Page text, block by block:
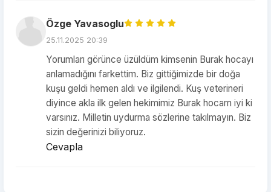
Özge Yavasoglu
25.11.2025 20:39
Yorumları görünce üzüldüm kimsenin Burak hocayı
anlamadığını farkettim. Biz gittiğimizde bir doğa
kuşu geldi hemen aldı ve ilgilendi. Kuş veterineri
diyince akla ilk gelen hekimimiz Burak hocam iyi ki
varsınız. Milletin uydurma sözlerine takılmayın. Biz
sizin değerinizi biliyoruz.
Cevapla